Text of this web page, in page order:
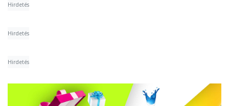
Hirdetés
Hirdetés
Hirdetés